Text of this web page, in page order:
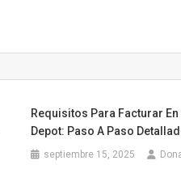
Requisitos Para Facturar En
Depot: Paso A Paso
septiembre 15, 2025